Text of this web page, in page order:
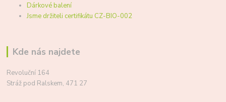
Dárkové balení
Jsme držiteli certifikátu CZ-BIO-002
Kde nás najdete
Revoluční 164
Stráž pod Ralskem, 471 27